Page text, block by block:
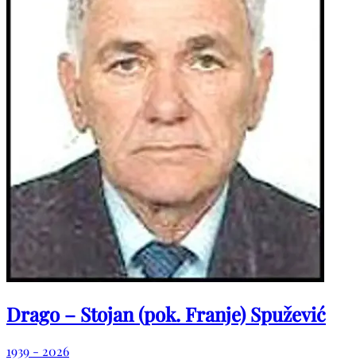
Drago – Stojan (pok. Franje) Spužević
1939 - 2026